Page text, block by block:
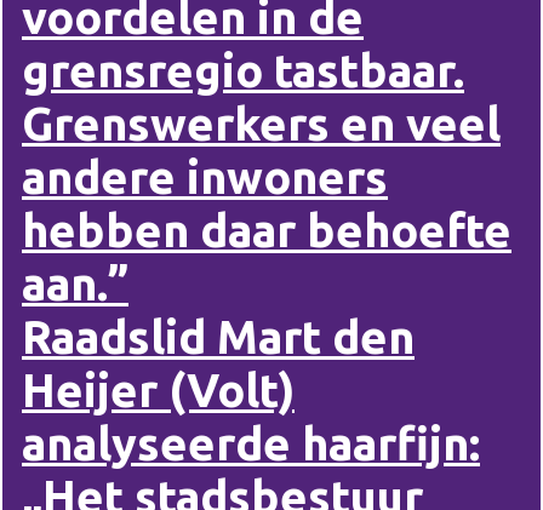
voordelen in de
grensregio tastbaar.
Grenswerkers en veel
andere inwoners
hebben daar behoefte
aan.”
Raadslid Mart den
Heijer (Volt)
analyseerde haarfijn:
„Het stadsbestuur